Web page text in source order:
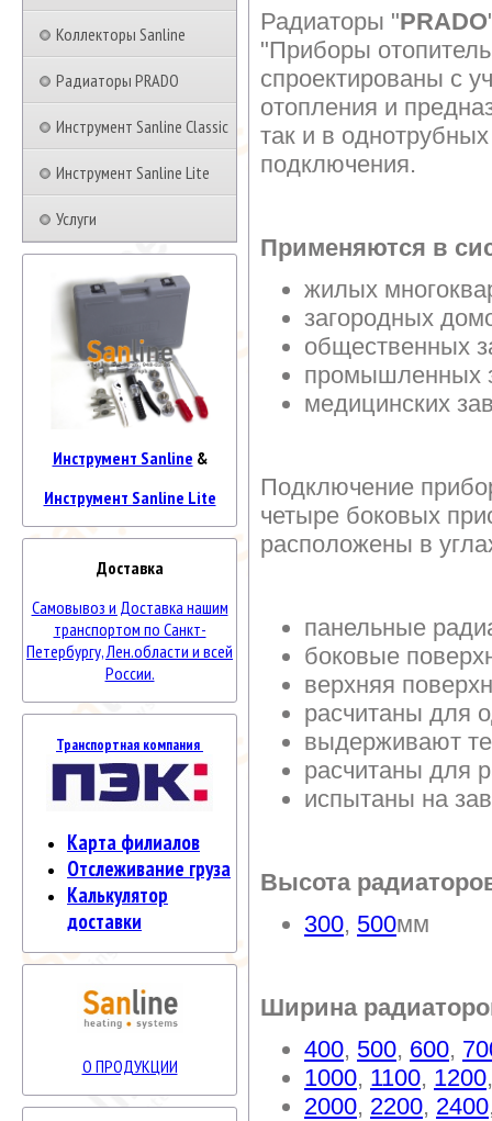
Коллекторы Sanline
Радиаторы PRADO
Инструмент Sanline Classic
Инструмент Sanline Lite
Услуги
Инструмент Sanline &
Инструмент Sanline Lite
Доставка
Самовывоз и Доставка нашим
транспортом по Санкт-
Петербургу, Лен.области и всей
России.
Транспортная компания
Карта филиалов
Отслеживание груза
Калькулятор
доставки
О ПРОДУКЦИИ
Радиаторы "PRADO
"Приборы
спроектированы с
отопления и
так и в
подключения.
Применяются в
жилых
загородных
общественных
промышленных
медицинских
Подключение
четыре боковых
расположены в
панельные
боковые
верхняя
расчитаны для
выдерживают
расчитаны для
испытаны на
Высота
300, 500мм
Ширина
400, 500, 600,
1000, 1100, 1200
2000, 2200, 2400